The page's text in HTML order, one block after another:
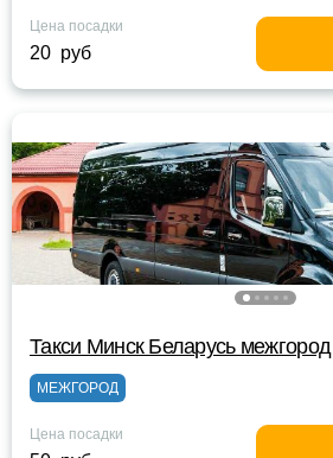
Цена посадки
20 руб
Такси Минск Беларусь межгород
МЕЖГОРОД
Цена посадки